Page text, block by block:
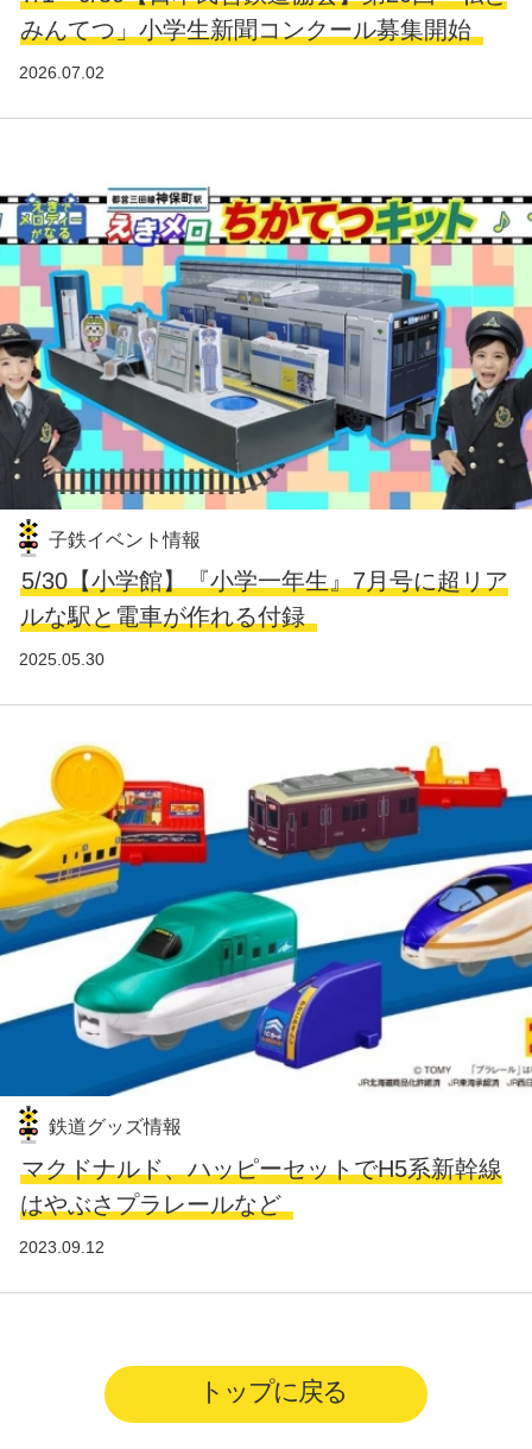
みんてつ」小学生新聞コンクール募集開始
2026.07.02
子鉄イベント情報
5/30【小学館】『小学一年生』7月号に超リア
ルな駅と電車が作れる付録
2025.05.30
鉄道グッズ情報
マクドナルド、ハッピーセットでH5系新幹線
はやぶさプラレールなど
2023.09.12
トップに戻る